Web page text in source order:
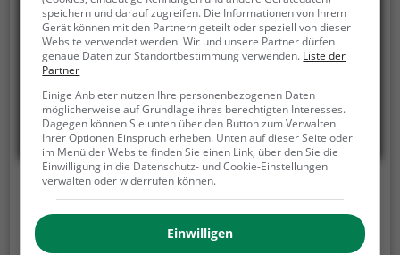
Picknickplatz Göttlesbrunn Göttlesbrunn-
Arbesthal
Ganswiese 19, 2464 Göttlesbrunn
speichern und darauf zugreifen. Die Informationen von Ihrem
Gerät können mit den Partnern geteilt oder speziell von dieser
Website verwendet werden. Wir und unsere Partner dürfen
genaue Daten zur Standortbestimmung verwenden. Liste der
Partner
Einige Anbieter nutzen Ihre personenbezogenen Daten
möglicherweise auf Grundlage ihres berechtigten Interesses.
Dagegen können Sie unten über den Button zum Verwalten
Ihrer Optionen Einspruch erheben. Unten auf dieser Seite oder
im Menü der Website finden Sie einen Link, über den Sie die
Einwilligung in die Datenschutz- und Cookie-Einstellungen
verwalten oder widerrufen können.
Einwilligen